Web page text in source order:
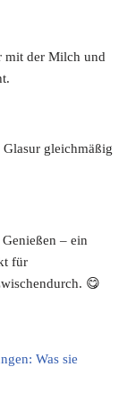
mit der Milch und
gleichmäßig
– ein
für
😋
Was sie